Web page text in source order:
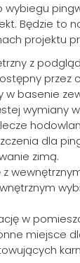
wybiegu
Będzie to
projektu
z
przez
w basenie
wymiany
dla
zimą.
z
w
miejsce